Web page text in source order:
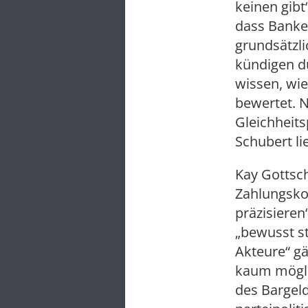
keinen
dass
kündigen
wissen,
bewertet.
Schubert
Kay
„bewusst
Akteure“
kaum
des